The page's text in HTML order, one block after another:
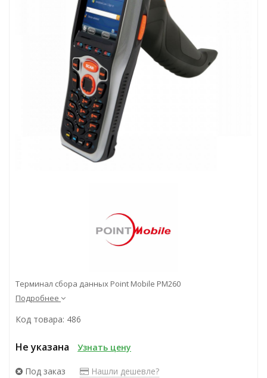
Терминал сбора данных Point Mobile PM260
Подробнее
Код товара: 486
Не указана Узнать цену
Под заказ Нашли дешевле?